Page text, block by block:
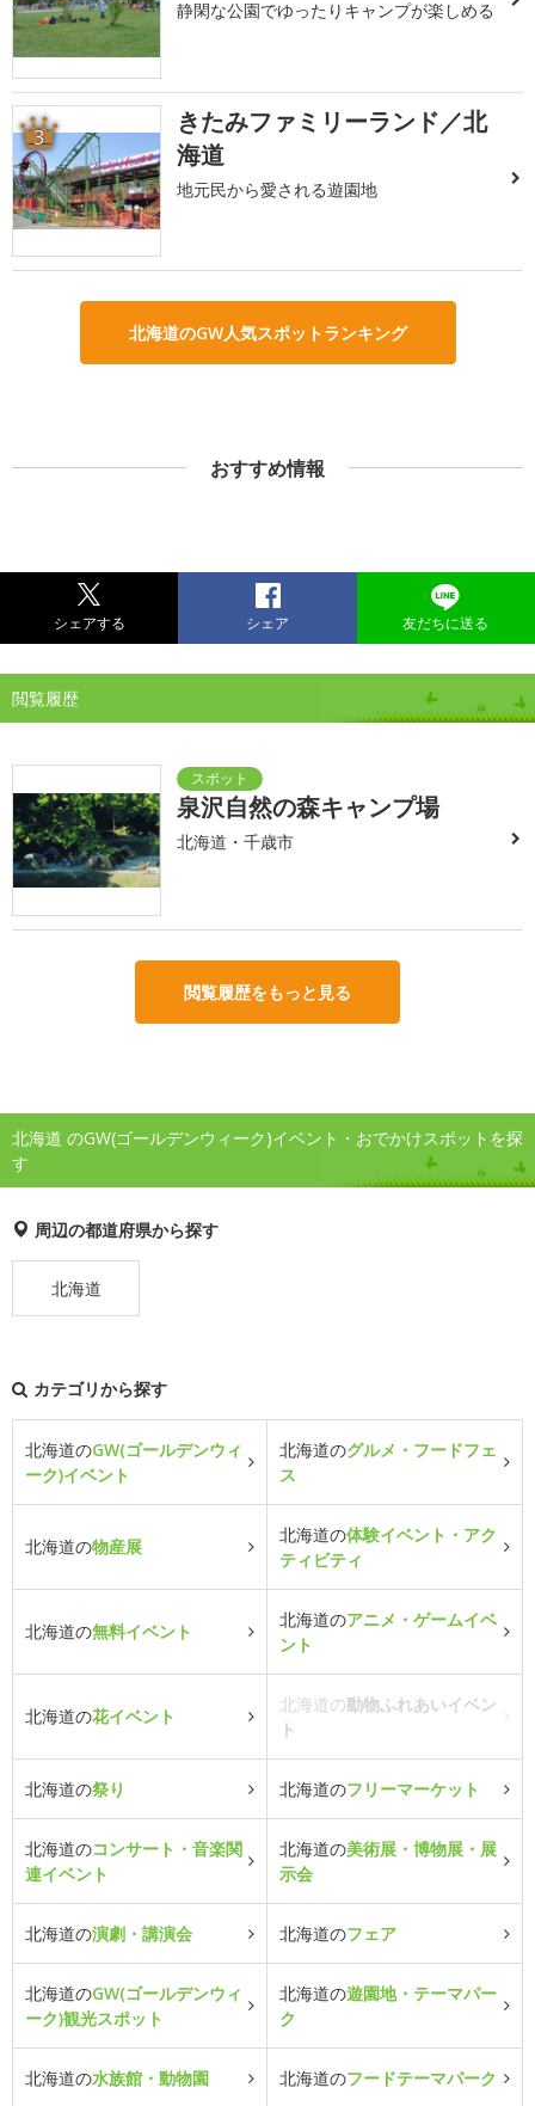
静閑な公園でゆったりキャンプが楽しめる
3
きたみファミリーランド／北
海道
地元民から愛される遊園地
北海道のGW人気スポットランキング
おすすめ情報
シェアする シェア 友だちに送る
閲覧履歴
泉沢自然の森キャンプ場
北海道・千歳市
閲覧履歴をもっと見る
北海道 のGW(ゴールデンウィーク)イベント・おでかけスポットを探
す
周辺の都道府県から探す
北海道
カテゴリから探す
北海道のGW(ゴールデンウィ
ーク)イベント
北海道のグルメ・フードフェ
ス
北海道の物産展
北海道の体験イベント・アク
ティビティ
北海道の無料イベント
北海道のアニメ・ゲームイベ
ント
北海道の花イベント
北海道の動物ふれあいイベン
ト
北海道の祭り 北海道のフリーマーケット
北海道のコンサート・音楽関
連イベント
北海道の美術展・博物展・展
示会
北海道の演劇・講演会 北海道のフェア
北海道のGW(ゴールデンウィ
ーク)観光スポット
北海道の遊園地・テーマパー
ク
北海道の水族館・動物園 北海道のフードテーマパーク